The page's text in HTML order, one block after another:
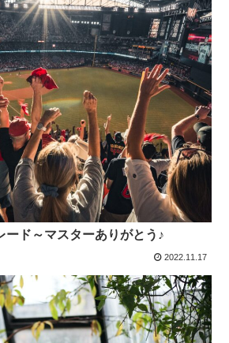
ード～マスターありがとう♪
2022.11.17